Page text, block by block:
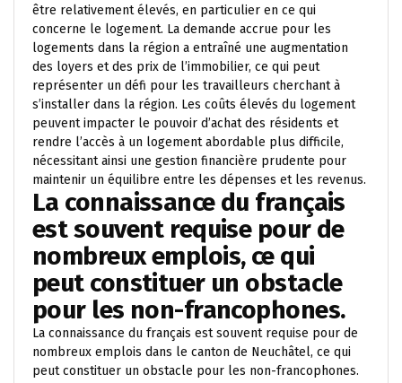
être relativement élevés, en particulier en ce qui
concerne le logement. La demande accrue pour les
logements dans la région a entraîné une augmentation
des loyers et des prix de l’immobilier, ce qui peut
représenter un défi pour les travailleurs cherchant à
s’installer dans la région. Les coûts élevés du logement
peuvent impacter le pouvoir d’achat des résidents et
rendre l’accès à un logement abordable plus difficile,
nécessitant ainsi une gestion financière prudente pour
maintenir un équilibre entre les dépenses et les revenus.
La connaissance du français
est souvent requise pour de
nombreux emplois, ce qui
peut constituer un obstacle
pour les non-francophones.
La connaissance du français est souvent requise pour de
nombreux emplois dans le canton de Neuchâtel, ce qui
peut constituer un obstacle pour les non-francophones.